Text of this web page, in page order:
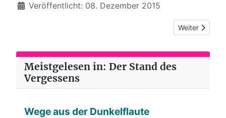
Veröffentlicht: 08. Dezember 2015
Nächster
Weiter
Meistgelesen in: Der Stand des
Vergessens
Wege aus der Dunkelflaute